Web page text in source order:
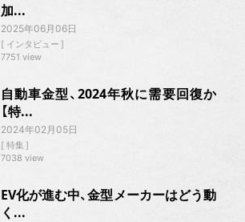
加...
2025年06月06日
インタビュー
7751 view
自動車金型、2024年秋に需要回復か
【特...
2024年02月05日
特集
7038 view
EV化が進む中、金型メーカーはどう動
く...